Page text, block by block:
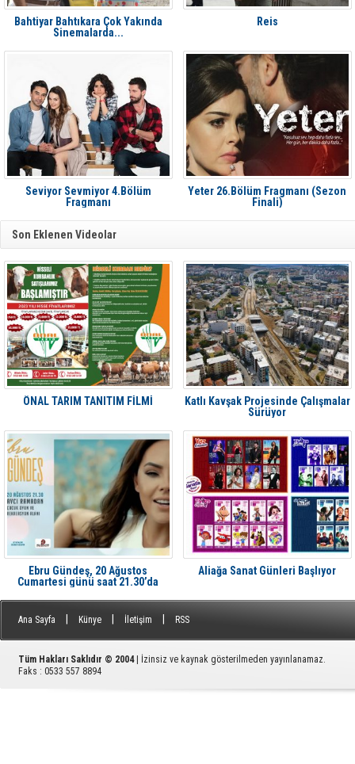
Bahtiyar Bahtıkara Çok Yakında
Sinemalarda...
Reis
Seviyor Sevmiyor 4.Bölüm
Fragmanı
Yeter 26.Bölüm Fragmanı (Sezon
Finali)
Son Eklenen Videolar
ÖNAL TARIM TANITIM FİLMİ
Katlı Kavşak Projesinde Çalışmalar
Sürüyor
Ebru Gündeş, 20 Ağustos
Cumartesi günü saat 21.30’da
Aliağa Sanat Günleri Başlıyor
Ana Sayfa Künye İletişim RSS
Tüm Hakları Saklıdır © 2004| İzinsiz ve kaynak gösterilmeden yayınlanamaz.
Faks : 0533 557 8894